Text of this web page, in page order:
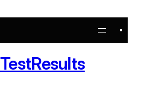
TestResults